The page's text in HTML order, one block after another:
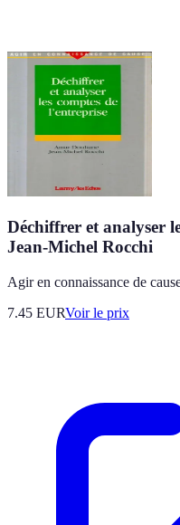
Déchiffrer et analyser
Jean-Michel Rocchi
Agir en connaissance de
7.45 EURVoir le prix